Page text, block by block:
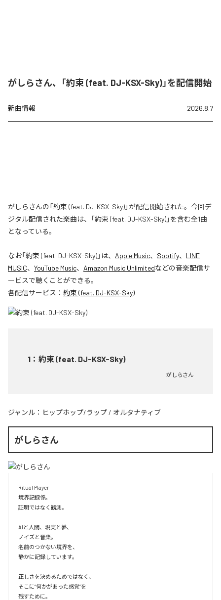
がしらさん、「約束 (feat. DJ-KSX-Sky)」を配信開始
新曲情報 2026.8.7
がしらさんの「約束 (feat. DJ-KSX-Sky)」が配信開始された。今回デ
ジタル配信された楽曲は、「約束 (feat. DJ-KSX-Sky)」を含む全1曲
となっている。
なお「約束 (feat. DJ-KSX-Sky)」は、 Apple Music、 Spotify、 LINE
MUSIC、 YouTube Music、 Amazon Music Unlimitedなどの音楽配信サ
ービスで聴くことができる。
各配信サービス： 約束 (feat. DJ-KSX-Sky)
1 ： 約束 (feat. DJ-KSX-Sky)
がしらさん
ジャンル： ヒップホップ/ラップ / オルタナティブ
がしらさん
Ritual Player
境界記録係。
証明ではなく観測。
AIと人間、現実と夢、
ノイズと音楽。
名前のつかない境界を、
静かに記録しています。
正しさを決めるためではなく、
そこに“何かがあった感覚”を
残すために。